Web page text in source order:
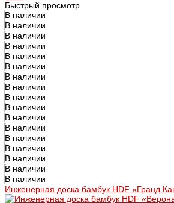
Быстрый просмотр
В наличии
В наличии
В наличии
В наличии
В наличии
В наличии
В наличии
В наличии
В наличии
В наличии
В наличии
В наличии
В наличии
В наличии
В наличии
В наличии
В наличии
Инженерная доска бамбук HDF «Гранд